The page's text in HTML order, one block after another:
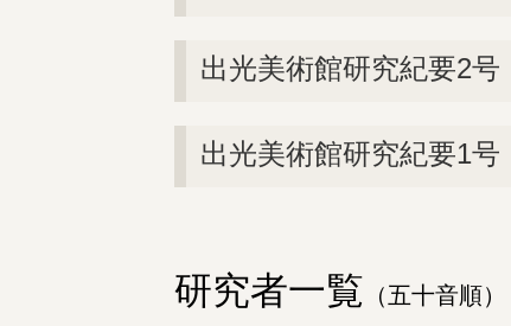
出光美術館研究紀要2号
出光美術館研究紀要1号
研究者一覧 （五十音順）